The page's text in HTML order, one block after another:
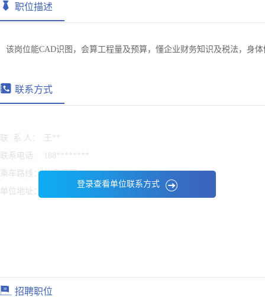
职位描述
该岗位能CAD识图，会算工程量及预算，懂企业财务知识及税法，身
联系方式
登录查看单位联系方式
联 系 人：
王**
联系电话:
188********
乘车路线： 信息保密
单位地址：
招聘职位